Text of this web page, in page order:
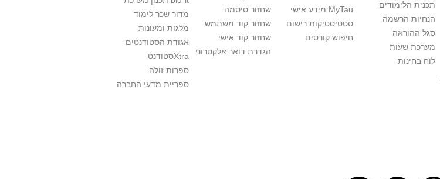
תכנית הלימודים
הנחיות הרשמה
סגל ההוראה
מערכת שעות
לוח בחינות
MyTau מידע אישי
סטטיסטיקות רישום
חיפוש קורסים
שחזור סיסמה
שחזור קוד משתמש
שחזור קוד אישי
הגדרת דואר אלקטרוני
מדור שכר לימוד
מלגות ומעונות
אגודת הסטודנטים
Xtraסטודנט
ספרות זולה
ספריית מדעי החברה